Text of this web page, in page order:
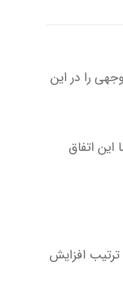
توجهی را در این
اونس برسد اما این اتفاق
این ترتیب افزایش